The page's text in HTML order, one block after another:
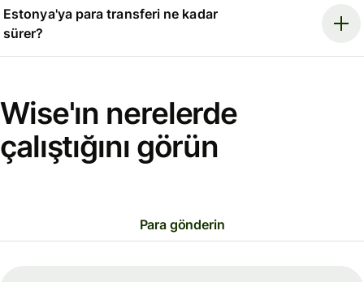
Estonya'ya para transferi ne kadar
sürer?
Wise'ın nerelerde
çalıştığını görün
Para gönderin